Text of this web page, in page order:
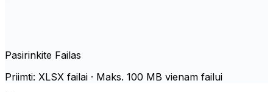
Pasirinkite Failas
Priimti: XLSX failai · Maks. 100 MB vienam failui